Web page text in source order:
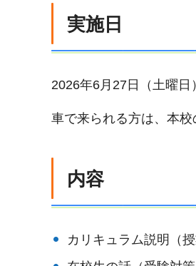
実施日
2026年6月27日（土曜
車で来られる方は、本
内容
カリキュラム説明（